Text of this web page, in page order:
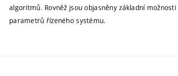
algoritmů. Rovněž jsou objasněny základní
parametrů řízeného systému.